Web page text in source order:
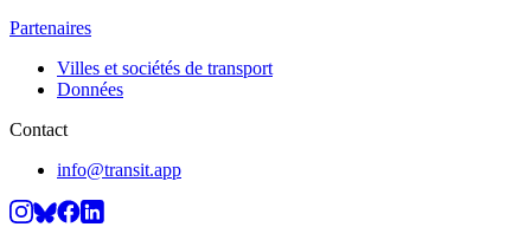
Partenaires
Villes et sociétés de transport
Données
Contact
info@transit.app